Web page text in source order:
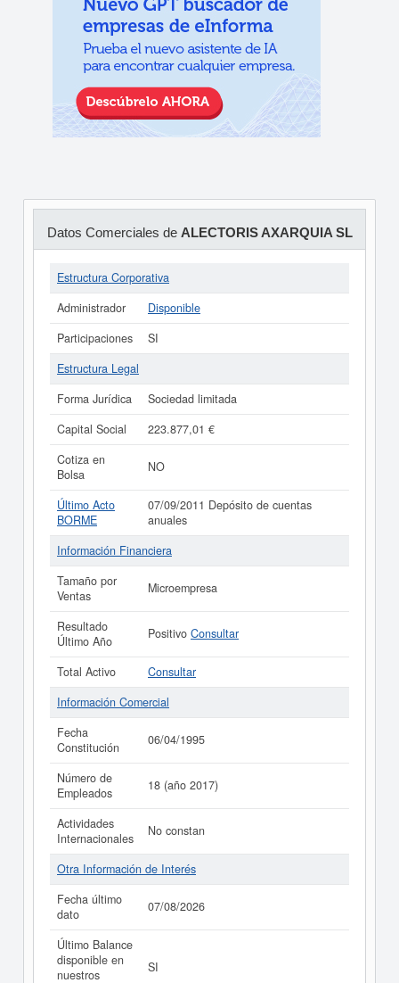
Datos Comerciales de ALECTORIS AXARQUIA SL
Estructura Corporativa
Administrador
Disponible
Participaciones
SI
Estructura Legal
Forma Jurídica
Sociedad limitada
Capital Social
223.877,01 €
Cotiza en
Bolsa
NO
Último Acto
BORME
07/09/2011 Depósito de cuentas
anuales
Información Financiera
Tamaño por
Ventas
Microempresa
Resultado
Último Año
Positivo Consultar
Total Activo
Consultar
Información Comercial
Fecha
Constitución
06/04/1995
Número de
Empleados
18 (año 2017)
Actividades
Internacionales
No constan
Otra Información de Interés
Fecha último
dato
07/08/2026
Último Balance
disponible en
nuestros
SI